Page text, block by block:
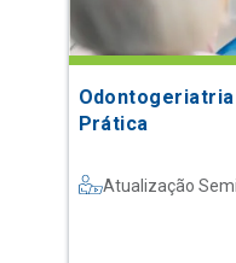
Prática
Atualização